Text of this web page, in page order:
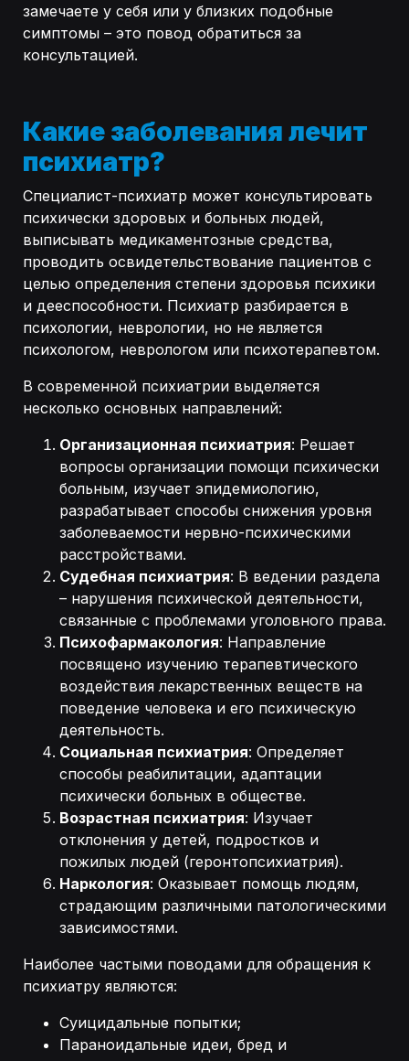
замечаете у себя или у близких подобные
симптомы – это повод обратиться за
консультацией.
Какие заболевания лечит
психиатр?
Специалист-психиатр может консультировать
психически здоровых и больных людей,
выписывать медикаментозные средства,
проводить освидетельствование пациентов с
целью определения степени здоровья психики
и дееспособности. Психиатр разбирается в
психологии, неврологии, но не является
психологом, неврологом или психотерапевтом.
В современной психиатрии выделяется
несколько основных направлений:
Организационная психиатрия: Решает
вопросы организации помощи психически
больным, изучает эпидемиологию,
разрабатывает способы снижения уровня
заболеваемости нервно-психическими
расстройствами.
Судебная психиатрия: В ведении раздела
– нарушения психической деятельности,
связанные с проблемами уголовного права.
Психофармакология: Направление
посвящено изучению терапевтического
воздействия лекарственных веществ на
поведение человека и его психическую
деятельность.
Социальная психиатрия: Определяет
способы реабилитации, адаптации
психически больных в обществе.
Возрастная психиатрия: Изучает
отклонения у детей, подростков и
пожилых людей (геронтопсихиатрия).
Наркология: Оказывает помощь людям,
страдающим различными патологическими
зависимостями.
Наиболее частыми поводами для обращения к
психиатру являются:
Суицидальные попытки;
Параноидальные идеи, бред и